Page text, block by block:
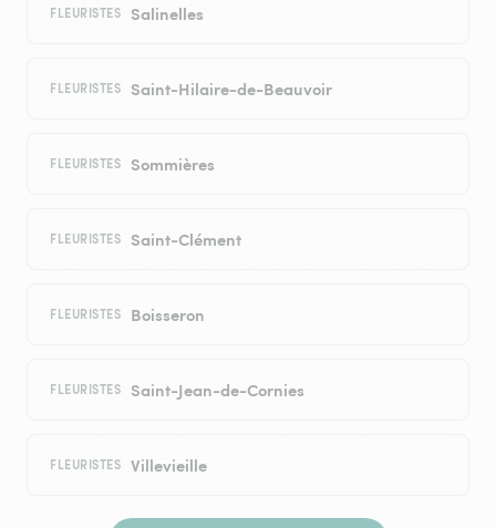
FLEURISTES Salinelles
FLEURISTES Saint-Hilaire-de-Beauvoir
FLEURISTES Sommières
FLEURISTES Saint-Clément
FLEURISTES Boisseron
FLEURISTES Saint-Jean-de-Cornies
FLEURISTES Villevieille